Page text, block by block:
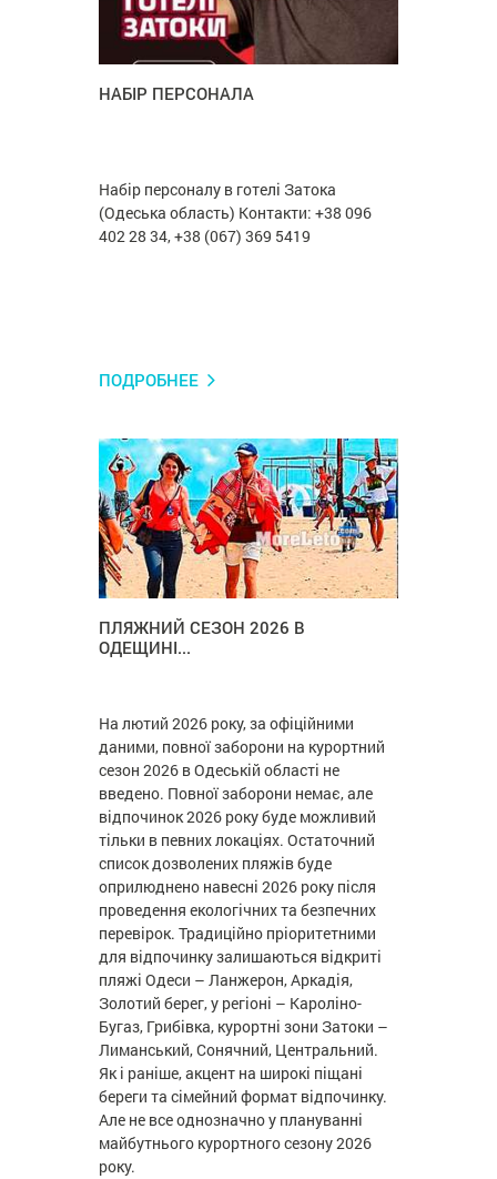
НАБІР ПЕРСОНАЛА
Набір персоналу в готелі Затока
(Одеська область) Контакти: +38 096
402 28 34, +38 (067) 369 5419
ПОДРОБНЕЕ
ПЛЯЖНИЙ СЕЗОН 2026 В
ОДЕЩИНІ...
На лютий 2026 року, за офіційними
даними, повної заборони на курортний
сезон 2026 в Одеській області не
введено. Повної заборони немає, але
відпочинок 2026 року буде можливий
тільки в певних локаціях. Остаточний
список дозволених пляжів буде
оприлюднено навесні 2026 року після
проведення екологічних та безпечних
перевірок. Традиційно пріоритетними
для відпочинку залишаються відкриті
пляжі Одеси – Ланжерон, Аркадія,
Золотий берег, у регіоні – Кароліно-
Бугаз, Грибівка, курортні зони Затоки –
Лиманський, Сонячний, Центральний.
Як і раніше, акцент на широкі піщані
береги та сімейний формат відпочинку.
Але не все однозначно у плануванні
майбутнього курортного сезону 2026
року.